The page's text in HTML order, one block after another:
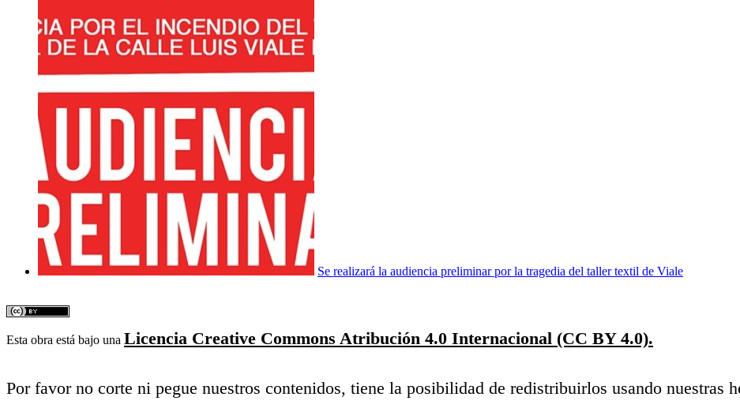
Se realizará la audiencia preliminar por la tragedia del taller textil de Viale
Esta obra está bajo una Licencia Creative Commons Atribución 4.0 Internacional (CC BY 4.0).
Por favor no corte ni pegue nuestros contenidos, tiene la posibilidad de redistribuirlos usando nuestras